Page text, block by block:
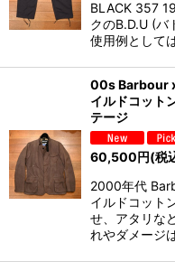
BLACK 357
クのB.D.U (バ
使用例として
00s Barbour
イルドコット
テージ
60,500円(税
2000年代
イルドコット
せ、アタリな
れやダメージ